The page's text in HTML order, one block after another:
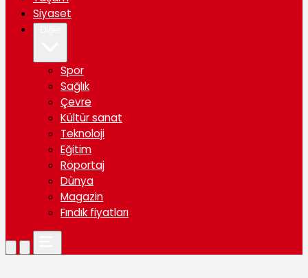
Siyaset
Spor
Sağlık
Çevre
Kültür sanat
Teknoloji
Eğitim
Röportaj
Dünya
Magazin
Fındık fiyatları